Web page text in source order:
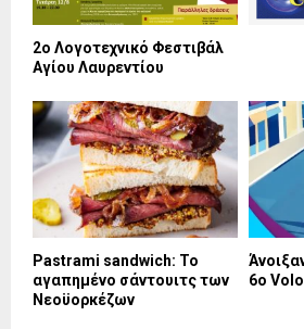
2ο Λογοτεχνικό Φεστιβάλ
Αγίου Λαυρεντίου
Pastrami sandwich: Το
αγαπημένο σάντουιτς των
Νεοϋορκέζων
6ο